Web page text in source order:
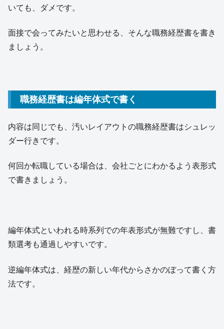
いても、ダメです。
面接で会ってみたいと思わせる、そんな職務経歴書を書き
ましょう。
職務経歴書は編年体式で書く
内容は同じでも、汚いレイアウトの職務経歴書はシュレッ
ダー行きです。
何回か転職している場合は、会社ごとにわかるよう表形式
で書きましょう。
編年体式といわれる時系列での年表形式が無難ですし、書
類選考も通過しやすいです。
逆編年体式は、経歴の新しい年代からさかのぼって書く方
法です。